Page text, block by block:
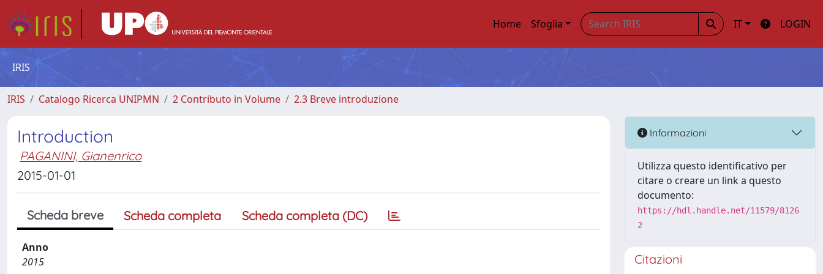
Home Sfoglia IT LOGIN
IRIS
IRIS Catalogo Ricerca UNIPMN 2 Contributo in Volume 2.3 Breve introduzione
Introduction
PAGANINI, Gianenrico
2015-01-01
Scheda breve Scheda completa Scheda completa (DC)
Anno
2015
Informazioni
Utilizza questo identificativo per
citare o creare un link a questo
documento:
https://hdl.handle.net/11579/8126
2
Citazioni